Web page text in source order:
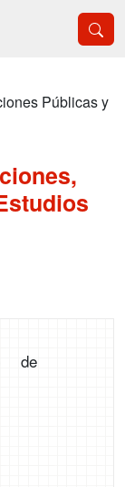
Públicas y
de